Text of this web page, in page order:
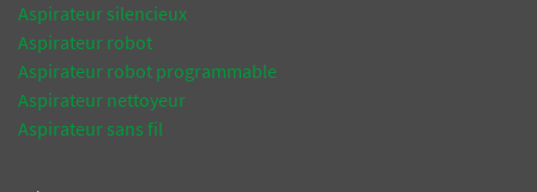
Aspirateur silencieux
Aspirateur robot
Aspirateur robot programmable
Aspirateur nettoyeur
Aspirateur sans fil